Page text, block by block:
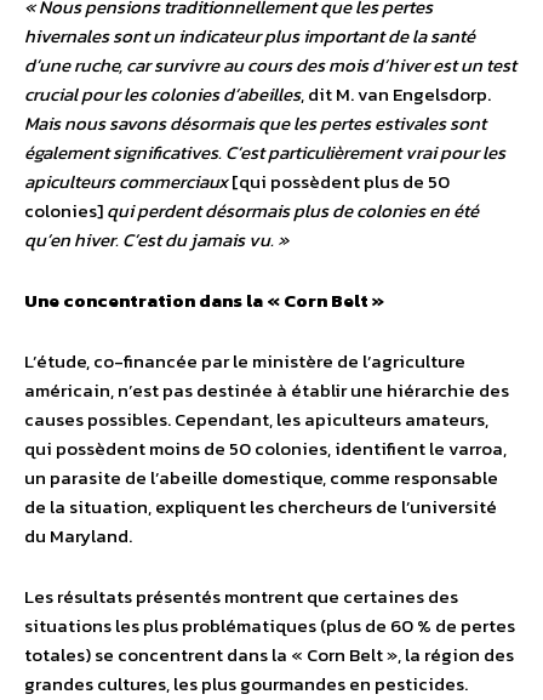
« Nous pensions traditionnellement que les pertes
hivernales sont un indicateur plus important de la santé
d’une ruche, car survivre au cours des mois d’hiver est un test
crucial pour les colonies d’abeilles, dit M. van Engelsdorp.
Mais nous savons désormais que les pertes estivales sont
également significatives. C’est particulièrement vrai pour les
apiculteurs commerciaux[qui possèdent plus de 50
colonies]qui perdent désormais plus de colonies en été
qu’en hiver. C’est du jamais vu. »
Une concentration dans la « Corn Belt »
L’étude, co-financée par le ministère de l’agriculture
américain, n’est pas destinée à établir une hiérarchie des
causes possibles. Cependant, les apiculteurs amateurs,
qui possèdent moins de 50 colonies, identifient le varroa,
un parasite de l’abeille domestique, comme responsable
de la situation, expliquent les chercheurs de l’université
du Maryland.
Les résultats présentés montrent que certaines des
situations les plus problématiques (plus de 60 % de pertes
totales) se concentrent dans la « Corn Belt », la région des
grandes cultures, les plus gourmandes en pesticides.